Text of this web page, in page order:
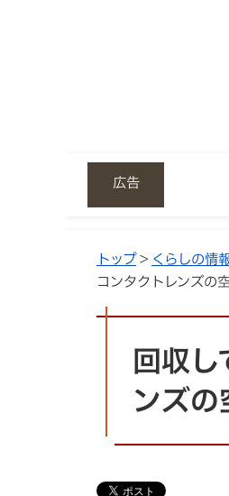
広告
トップ> くらしの情
コンタクトレンズの
回収
ンズの